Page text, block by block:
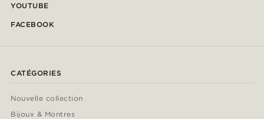
YOUTUBE
FACEBOOK
CATÉGORIES
Nouvelle collection
Bijoux & Montres